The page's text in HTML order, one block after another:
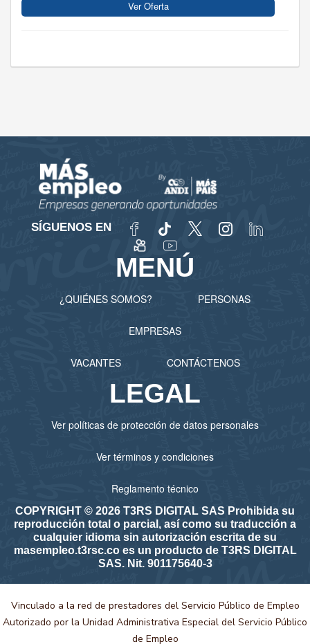
Ver Oferta
SÍGUENOS EN
MENÚ
¿QUIÉNES SOMOS? PERSONAS
EMPRESAS
VACANTES CONTÁCTENOS
LEGAL
Ver políticas de protección de datos personales
Ver términos y condiciones
Reglamento técnico
COPYRIGHT © 2026 T3RS DIGITAL SAS Prohibida su
reproducción total o parcial, así como su traducción a
cualquier idioma sin autorización escrita de su
masempleo.t3rsc.co es un producto de T3RS DIGITAL
SAS. Nit. 901175640-3
Vinculado a la red de prestadores del Servicio Público de Empleo
Autorizado por la Unidad Administrativa Especial del Servicio Público
de Empleo